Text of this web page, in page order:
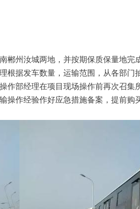
州汝城两地，并按期保质保量地完
据发车数量，运输范围，从各部
作部经理在项目现场操作前再次召集
作经验作好应急措施备案，提前购